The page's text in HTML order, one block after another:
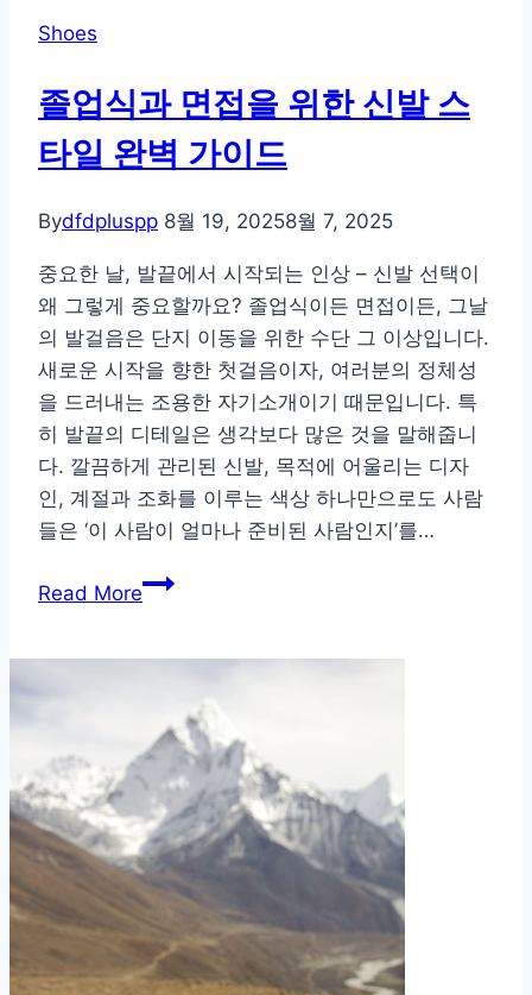
행
신
추
가
이
드
Shoes
졸업식과 면접을 위한 신발 스
타일 완벽 가이드
Bydfdpluspp 8월 19, 20258월 7, 2025
중요한 날, 발끝에서 시작되는 인상 – 신발 선택이
왜 그렇게 중요할까요? 졸업식이든 면접이든, 그날
의 발걸음은 단지 이동을 위한 수단 그 이상입니다.
새로운 시작을 향한 첫걸음이자, 여러분의 정체성
을 드러내는 조용한 자기소개이기 때문입니다. 특
히 발끝의 디테일은 생각보다 많은 것을 말해줍니
다. 깔끔하게 관리된 신발, 목적에 어울리는 디자
인, 계절과 조화를 이루는 색상 하나만으로도 사람
들은 ‘이 사람이 얼마나 준비된 사람인지’를…
Read More졸
접
위
한
신
발
타